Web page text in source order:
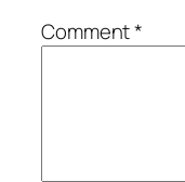
Comment*